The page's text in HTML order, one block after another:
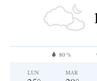
80 %
LUN MAR